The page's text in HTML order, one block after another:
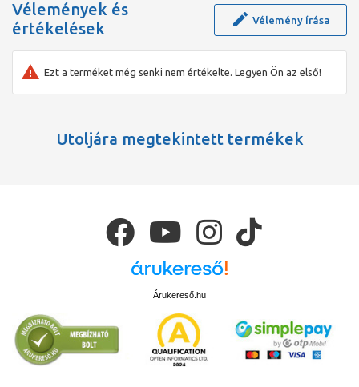
Vélemények és
értékelések
Vélemény írása
Ezt a terméket még senki nem értékelte. Legyen Ön az első!
Utoljára megtekintett termékek
Árukereső.hu